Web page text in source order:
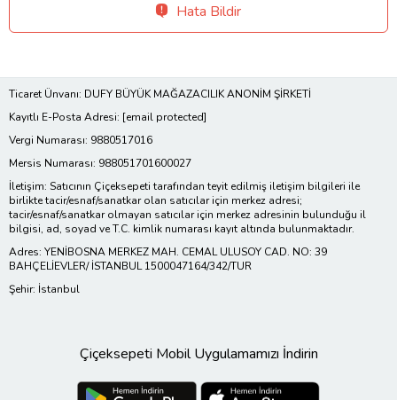
Hata Bildir
Ticaret Ünvanı: DUFY BÜYÜK MAĞAZACILIK ANONİM ŞİRKETİ
Kayıtlı E-Posta Adresi: [email protected]
Vergi Numarası: 9880517016
Mersis Numarası: 988051701600027
İletişim: Satıcının Çiçeksepeti tarafından teyit edilmiş iletişim bilgileri ile
birlikte tacir/esnaf/sanatkar olan satıcılar için merkez adresi;
tacir/esnaf/sanatkar olmayan satıcılar için merkez adresinin bulunduğu il
bilgisi, ad, soyad ve T.C. kimlik numarası kayıt altında bulunmaktadır.
Adres: YENİBOSNA MERKEZ MAH. CEMAL ULUSOY CAD. NO: 39
BAHÇELİEVLER/ İSTANBUL 1500047164/342/TUR
Şehir: İstanbul
Çiçeksepeti Mobil Uygulamamızı İndirin